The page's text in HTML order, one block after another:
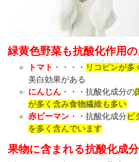
緑黄色野菜も抗酸化作用
トマト ・・・・ リコピンが多
美白効果がある
にんじん ・・・抗酸化成分の
が多く含み食物繊維も多い
赤ピーマン ・・抗酸化成分 ビ
を多く含んでいます
果物に含まれる抗酸化成分